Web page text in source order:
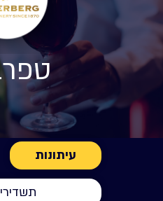
עיתונות